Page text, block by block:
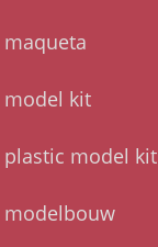
model kit
plastic model kit
modelbouw